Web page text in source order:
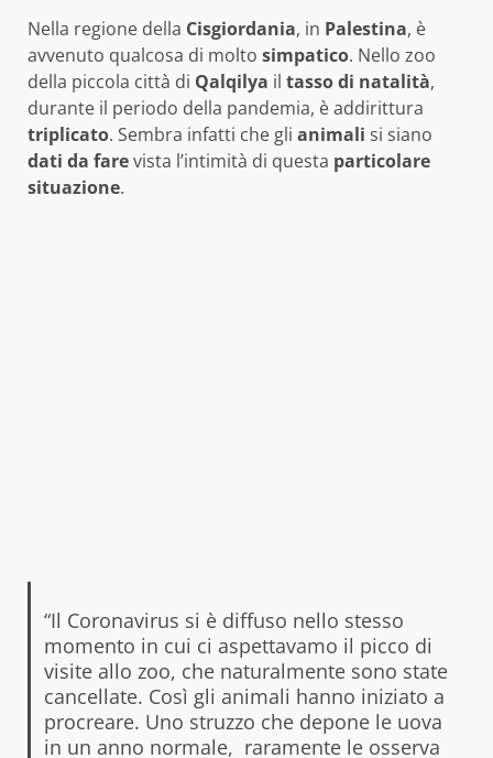
Nella regione della Cisgiordania, in Palestina, è
avvenuto qualcosa di molto simpatico. Nello zoo
della piccola città di Qalqilya il tassodi natalità,
durante il periodo della pandemia, è addirittura
triplicato. Sembra infatti che gli animali si siano
dati da farevista l’intimità di questa particolare
situazione.
“Il Coronavirus si è diffuso nello stesso
momento in cui ci aspettavamo il picco di
visite allo zoo, che naturalmente sono state
cancellate. Così gli animali hanno iniziato a
procreare. Uno struzzo che depone le uova
in un anno normale, raramente le osserva